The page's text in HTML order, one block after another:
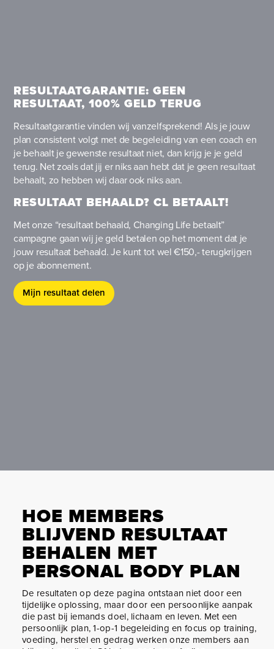
RESULTAATGARANTIE: GEEN
RESULTAAT, 100% GELD TERUG
Resultaatgarantie vinden wij vanzelfsprekend! Als je jouw
plan consistent volgt met de begeleiding van een coach en
je behaalt je gewenste resultaat niet, dan krijg je je geld
terug. Net zoals dat jij er niks aan hebt dat je geen resultaat
behaalt, zo hebben wij daar ook niks aan.
RESULTAAT BEHAALD? CL BETAALT!
Met onze “resultaat behaald, Changing Life betaalt”
campagne gaan wij je geld betalen op het moment dat je
jouw resultaat behaald. Je kunt tot wel €150,- terugkrijgen
op je abonnement.
Mijn resultaat delen
HOE MEMBERS
BLIJVEND RESULTAAT
BEHALEN MET
PERSONAL BODY PLAN
De resultaten op deze pagina ontstaan niet door een
tijdelijke oplossing, maar door een persoonlijke aanpak
die past bij iemands doel, lichaam en leven. Met een
persoonlijk plan, 1-op-1 begeleiding en focus op training,
voeding, herstel en gedrag werken onze members aan